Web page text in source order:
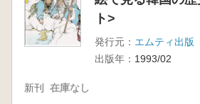
ト>
発行元： エムティ出版
出版年： 1993/02
新刊 在庫なし